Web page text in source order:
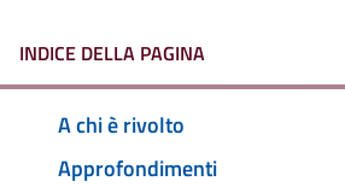
INDICE DELLA PAGINA
A chi è rivolto
Approfondimenti